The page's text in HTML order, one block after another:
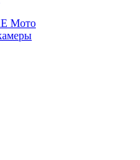
Мото